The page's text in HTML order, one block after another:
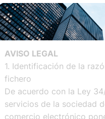
AVISO LEGAL
1. Identificación de la
fichero
De acuerdo con la Ley
servicios de la sociedad
comercio electrónico